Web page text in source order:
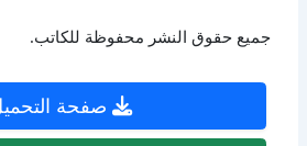
جميع حقوق النشر محفوظة للكاتب.
صفحة